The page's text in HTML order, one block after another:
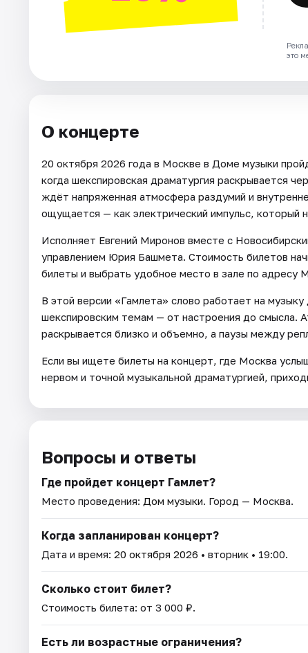
это
О концерте
20 октября 2026 года в Москве в Доме музыки
когда шекспировская драматургия раскрывается
ждёт напряженная атмосфера раздумий и
ощущается — как электрический импульс, который
Исполняет Евгений Миронов вместе с
управлением Юрия Башмета. Стоимость билетов
билеты и выбрать удобное место в зале по адресу
В этой версии «Гамлета» слово работает на
шекспировским темам — от настроения до смысла.
раскрывается близко и объемно, а паузы между
Если вы ищете билеты на концерт, где Москва
нервом и точной музыкальной драматургией,
Вопросы и ответы
Где пройдет концерт Гамлет?
Место проведения: Дом музыки. Город — Москва.
Когда запланирован концерт?
Дата и время: 20 октября 2026 • вторник • 19:00.
Сколько стоит билет?
Стоимость билета: от 3 000 ₽.
Есть ли возрастные ограничения?